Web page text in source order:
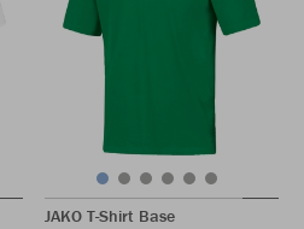
JAKO T-Shirt Base